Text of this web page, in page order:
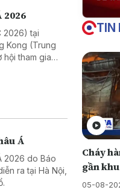
2026
2026) tại
Kong (Trung
hội tham gia
Á
2026 do Báo
ra tại Hà Nội,
TIN
Cháy
gần
05-08-